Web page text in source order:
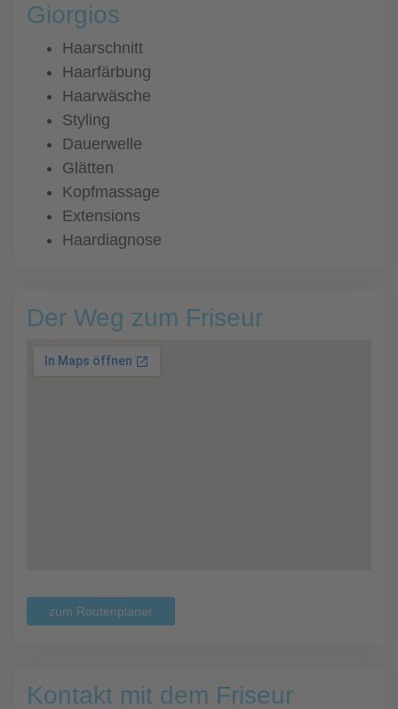
Giorgios
Haarschnitt
Haarfärbung
Haarwäsche
Styling
Dauerwelle
Glätten
Kopfmassage
Extensions
Haardiagnose
Der Weg zum Friseur
zum Routenplaner
Kontakt mit dem Friseur